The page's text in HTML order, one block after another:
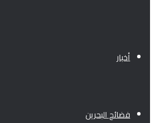
أخبار
فضائح البحرين